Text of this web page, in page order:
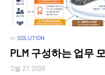
in SOLUTION
PLM 구성하는 업무
2월 27, 2026